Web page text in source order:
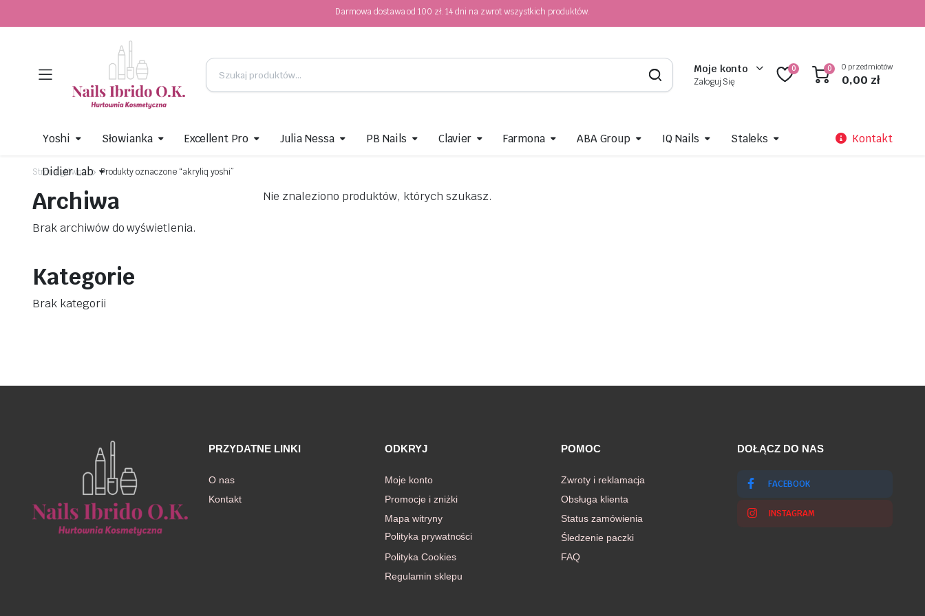
Darmowa dostawa od 100 zł. 14 dni na zwrot wszystkich produktów.
Moje konto
Zaloguj Się
0 0 0 przedmiotów
0,00 zł
Yoshi Słowianka Excellent Pro Julia Nessa PB Nails Clavier Farmona ABA Group IQ Nails Staleks
Didier Lab
Kontakt
Strona główna Produkty oznaczone “akryliq yoshi”
Nie znaleziono produktów, których szukasz.
Archiwa
Brak archiwów do wyświetlenia.
Kategorie
Brak kategorii
PRZYDATNE LINKI
O nas
Kontakt
ODKRYJ
Moje konto
Promocje i zniżki
Mapa witryny
Polityka prywatności
Polityka Cookies
Regulamin sklepu
POMOC
Zwroty i reklamacja
Obsługa klienta
Status zamówienia
Śledzenie paczki
FAQ
DOŁĄCZ DO NAS
FACEBOOK
INSTAGRAM